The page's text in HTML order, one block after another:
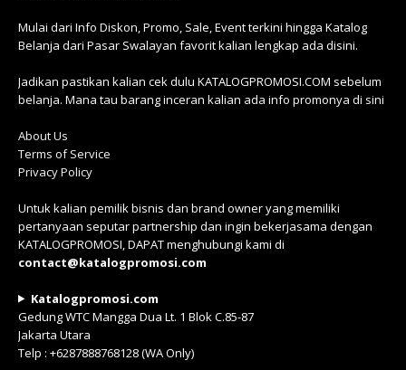
Mulai dari Info Diskon, Promo, Sale, Event terkini hingga Katalog
Belanja dari Pasar Swalayan favorit kalian lengkap ada disini.
Jadikan pastikan kalian cek dulu KATALOGPROMOSI.COM sebelum
belanja. Mana tau barang inceran kalian ada info promonya di sini
About Us
Terms of Service
Privacy Policy
Untuk kalian pemilik bisnis dan brand owner yang memiliki
pertanyaan seputar partnership dan ingin bekerjasama dengan
KATALOGPROMOSI, DAPAT menghubungi kami di
contact@katalogpromosi.com
Katalogpromosi.com
Gedung WTC Mangga Dua Lt. 1 Blok C.85-87
Jakarta Utara
Telp : +6287888768128 (WA Only)